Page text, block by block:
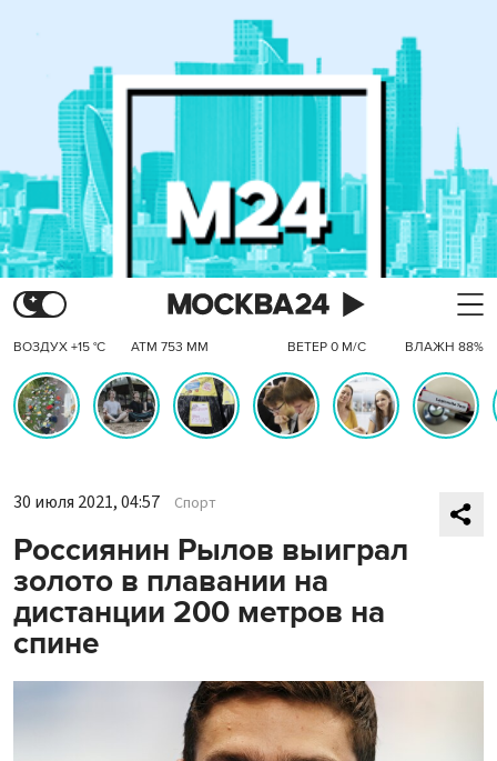
ВОЗДУХ +15 °C АТМ 753 ММ ВЕТЕР 0 М/С ВЛАЖН 88%
30 июля 2021, 04:57 Спорт
Россиянин Рылов выиграл
золото в плавании на
дистанции 200 метров на
спине